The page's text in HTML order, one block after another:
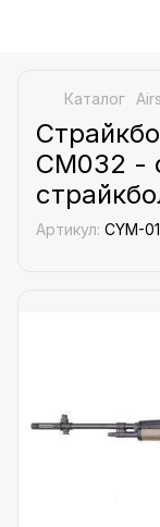
Каталог
CM032 -
Артикул: CYM-